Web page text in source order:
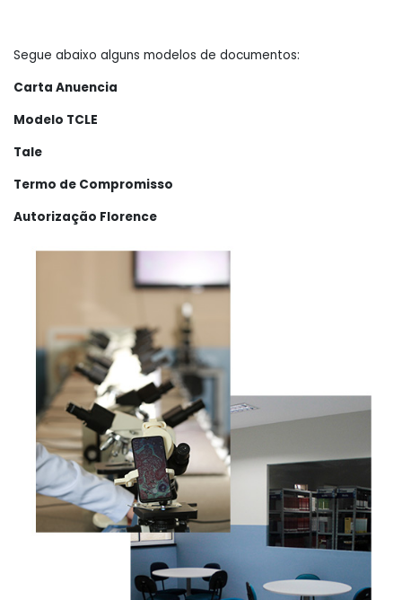
Segue abaixo alguns modelos de documentos:
Carta Anuencia
Modelo TCLE
Tale
Termo de Compromisso
Autorização Florence